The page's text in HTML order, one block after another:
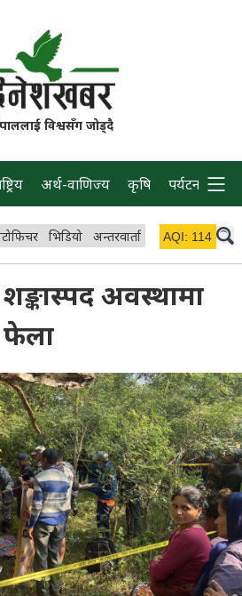
विश्वसँग जोड्दै
अर्थ-वाणिज्य कृषि पर्यटन प्रवास
भिडियो अन्तरवार्ता विचार/ब्लग
AQI: 114
अवस्थामा
फेला